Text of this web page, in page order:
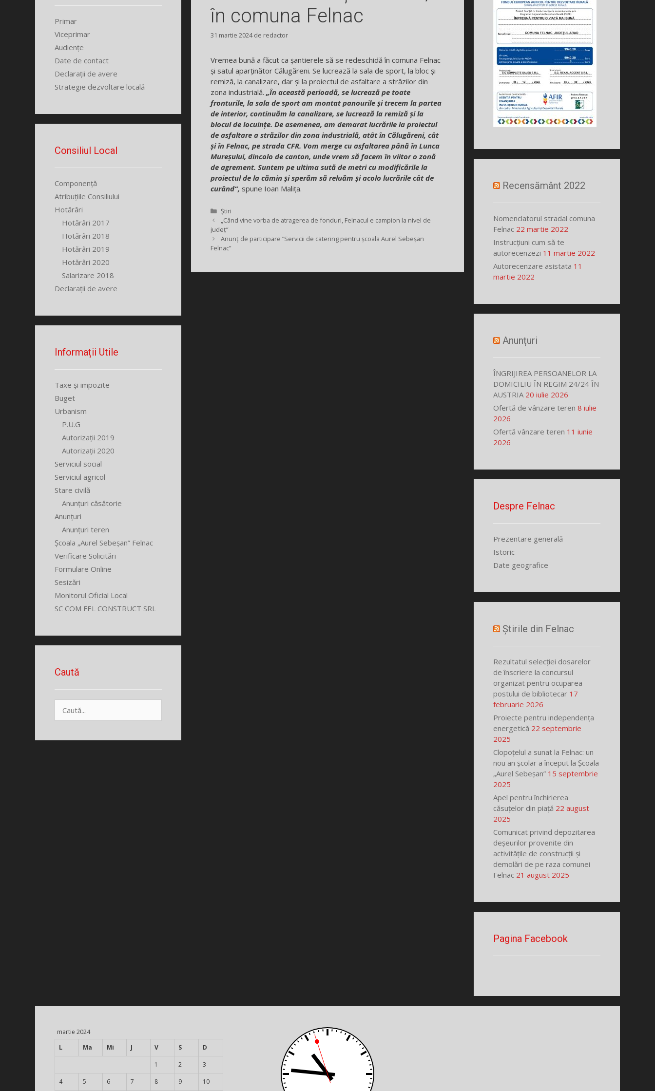
în comuna Felnac
31 martie 2024 de redactor
Vremea bună a făcut ca șantierele să se redeschidă în comuna Felnac
și satul aparținător Călugăreni. Se lucrează la sala de sport, la bloc și
remiză, la canalizare, dar și la proiectul de asfaltare a străzilor din
zona industrială. „În această perioadă, se lucrează pe toate
fronturile, la sala de sport am montat panourile și trecem la partea
de interior, continuăm la canalizare, se lucrează la remiză și la
blocul de locuințe. De asemenea, am demarat lucrările la proiectul
de asfaltare a străzilor din zona industrială, atât în Călugăreni, cât
și în Felnac, pe strada CFR. Vom merge cu asfaltarea până în Lunca
Mureșului, dincolo de canton, unde vrem să facem în viitor o zonă
de agrement. Suntem pe ultima sută de metri cu modificările la
proiectul de la cămin și sperăm să reluăm și acolo lucrările cât de
curând“, spune Ioan Malița.
Categorii
Știri
„Când vine vorba de atragerea de fonduri, Felnacul e campion la nivel de
județ“
Anunț de participare ”Servicii de catering pentru școala Aurel Sebeșan
Felnac”
Primar
Viceprimar
Audiențe
Date de contact
Declarații de avere
Strategie dezvoltare locală
Consiliul Local
Componență
Atribuțiile Consiliului
Hotărâri
Hotărâri 2017
Hotărâri 2018
Hotărâri 2019
Hotărâri 2020
Salarizare 2018
Declarații de avere
Informații Utile
Taxe și impozite
Buget
Urbanism
P.U.G
Autorizații 2019
Autorizații 2020
Serviciul social
Serviciul agricol
Stare civilă
Anunțuri căsătorie
Anunțuri
Anunțuri teren
Școala „Aurel Sebeșan” Felnac
Verificare Solicitări
Formulare Online
Sesizări
Monitorul Oficial Local
SC COM FEL CONSTRUCT SRL
Caută
după:
Recensământ 2022
Nomenclatorul stradal comuna
Felnac 22 martie 2022
Instrucțiuni cum să te
autorecenzezi 11 martie 2022
Autorecenzare asistata 11
martie 2022
Anunțuri
ÎNGRIJIREA PERSOANELOR LA
DOMICILIU ÎN REGIM 24/24 ÎN
AUSTRIA 20 iulie 2026
Ofertă de vânzare teren 8 iulie
2026
Ofertă vânzare teren 11 iunie
2026
Despre Felnac
Prezentare generală
Istoric
Date geografice
Știrile din Felnac
Rezultatul selecției dosarelor
de înscriere la concursul
organizat pentru ocuparea
postului de bibliotecar 17
februarie 2026
Proiecte pentru independența
energetică 22 septembrie
2025
Clopoțelul a sunat la Felnac: un
nou an școlar a început la Școala
„Aurel Sebeșan” 15 septembrie
2025
Apel pentru închirierea
căsuțelor din piață 22 august
2025
Comunicat privind depozitarea
deșeurilor provenite din
activitățile de construcții și
demolări de pe raza comunei
Felnac 21 august 2025
Pagina Facebook
martie 2024
L
Ma Mi J V S D
1 2 3
4 5 6 7 8 9 10